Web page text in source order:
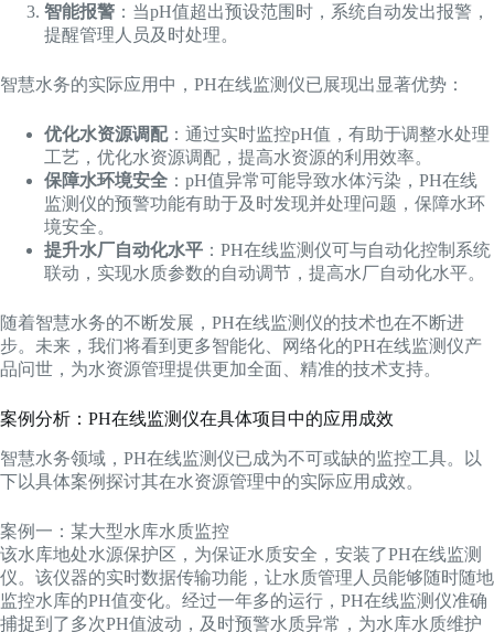
智能报警 ：当pH值超出预设范围时，系统自动发出报警，
提醒管理人员及时处理。
智慧水务的实际应用中，PH在线监测仪已展现出显著优势：
优化水资源调配：通过实时监控pH值，有助于调整水处理
工艺，优化水资源调配，提高水资源的利用效率。
保障水环境安全 ：pH值异常可能导致水体污染，PH在线
监测仪的预警功能有助于及时发现并处理问题，保障水环
境安全。
提升水厂自动化水平 ：PH在线监测仪可与自动化控制系统
联动，实现水质参数的自动调节，提高水厂自动化水平。
随着智慧水务的不断发展，PH在线监测仪的技术也在不断进
步。未来，我们将看到更多智能化、网络化的PH在线监测仪产
品问世，为水资源管理提供更加全面、精准的技术支持。
案例分析：PH在线监测仪在具体项目中的应用成效
智慧水务领域，PH在线监测仪已成为不可或缺的监控工具。以
下以具体案例探讨其在水资源管理中的实际应用成效。
案例一：某大型水库水质监控
该水库地处水源保护区，为保证水质安全，安装了PH在线监测
仪。该仪器的实时数据传输功能，让水质管理人员能够随时随地
监控水库的PH值变化。经过一年多的运行，PH在线监测仪准确
捕捉到了多次PH值波动，及时预警水质异常，为水库水质维护